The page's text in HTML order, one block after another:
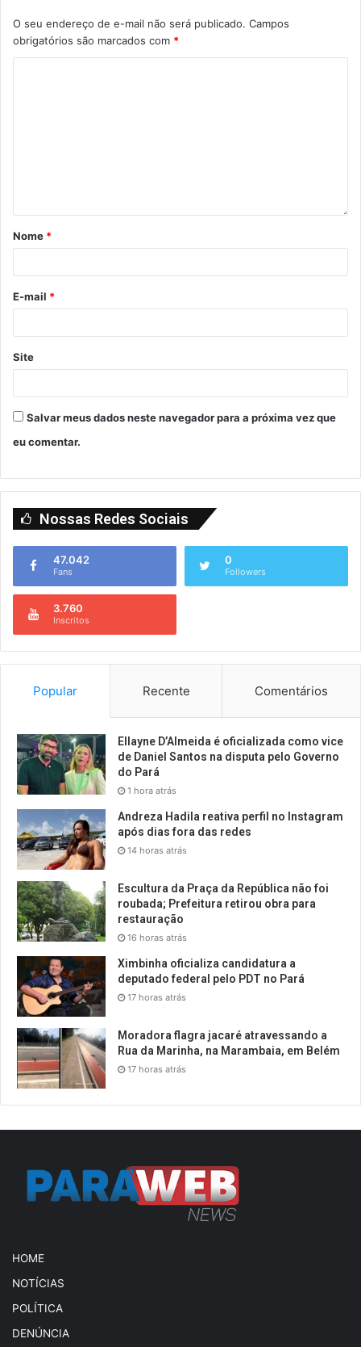
O seu endereço de e-mail não será publicado. Campos
obrigatórios são marcados com *
Nome *
E-mail *
Site
Salvar meus dados neste navegador para a próxima vez que
eu comentar.
Nossas Redes Sociais
47.042
Fans
0
Followers
3.760
Inscritos
Popular Recente Comentários
Ellayne D’Almeida é oficializada como vice
de Daniel Santos na disputa pelo Governo
do Pará
1 hora atrás
Andreza Hadila reativa perfil no Instagram
após dias fora das redes
14 horas atrás
Escultura da Praça da República não foi
roubada; Prefeitura retirou obra para
restauração
16 horas atrás
Ximbinha oficializa candidatura a
deputado federal pelo PDT no Pará
17 horas atrás
Moradora flagra jacaré atravessando a
Rua da Marinha, na Marambaia, em Belém
17 horas atrás
HOME
NOTÍCIAS
POLÍTICA
DENÚNCIA